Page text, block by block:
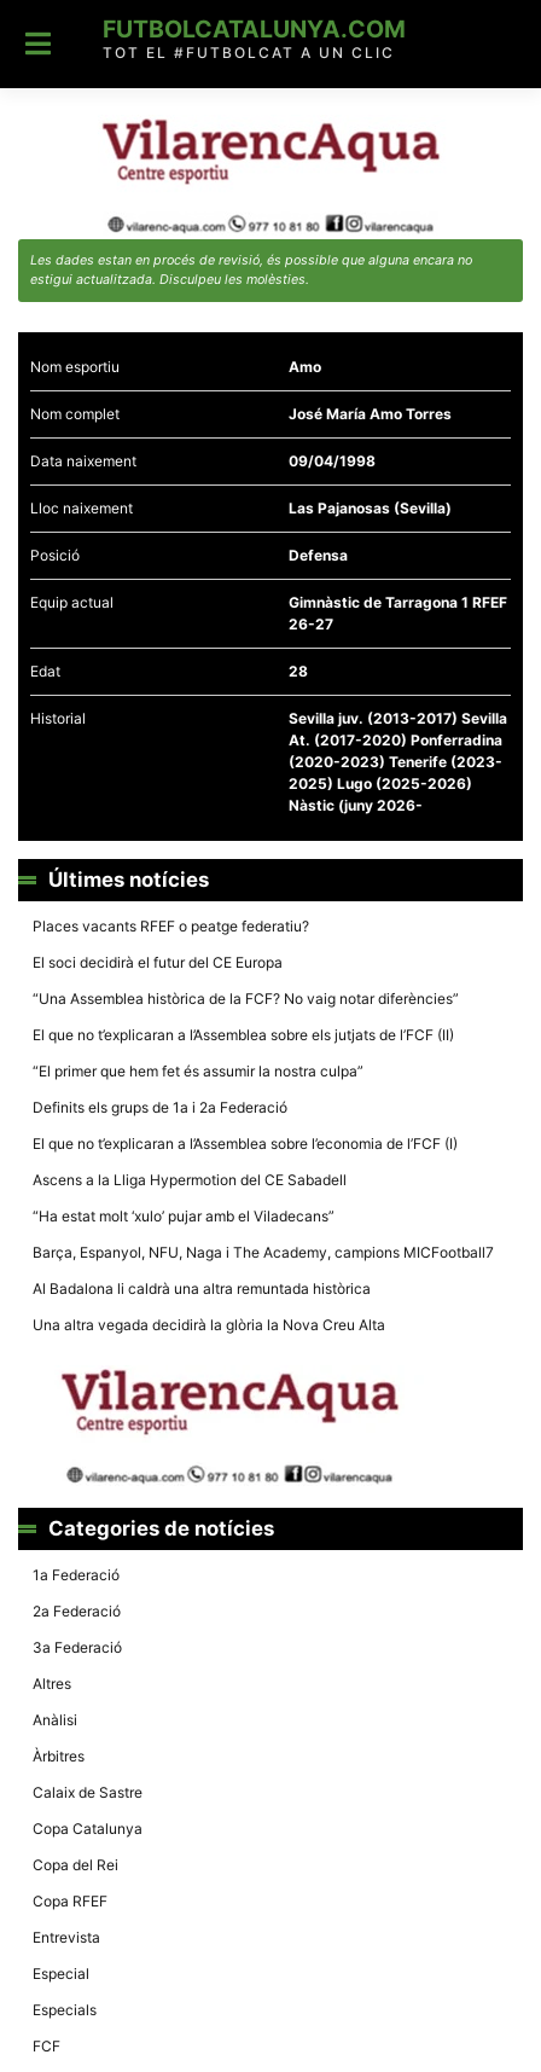
content
FUTBOLCATALUNYA.COM
TOT EL #FUTBOLCAT A UN CLIC
Les dades estan en procés de revisió, és possible que alguna encara no
estigui actualitzada. Disculpeu les molèsties.
Nom esportiu Amo
Nom complet José María Amo Torres
Data naixement 09/04/1998
Lloc naixement Las Pajanosas (Sevilla)
Posició Defensa
Equip actual
Gimnàstic de Tarragona 1 RFEF
26-27
Edat 28
Historial
Sevilla juv. (2013-2017) Sevilla
At. (2017-2020) Ponferradina
(2020-2023) Tenerife (2023-
2025) Lugo (2025-2026)
Nàstic (juny 2026-
Últimes notícies
Places vacants RFEF o peatge federatiu?
El soci decidirà el futur del CE Europa
“Una Assemblea històrica de la FCF? No vaig notar diferències”
El que no t’explicaran a l’Assemblea sobre els jutjats de l’FCF (II)
“El primer que hem fet és assumir la nostra culpa”
Definits els grups de 1a i 2a Federació
El que no t’explicaran a l’Assemblea sobre l’economia de l’FCF (I)
Ascens a la Lliga Hypermotion del CE Sabadell
“Ha estat molt ‘xulo’ pujar amb el Viladecans”
Barça, Espanyol, NFU, Naga i The Academy, campions MICFootball7
Al Badalona li caldrà una altra remuntada històrica
Una altra vegada decidirà la glòria la Nova Creu Alta
Categories de notícies
1a Federació
2a Federació
3a Federació
Altres
Anàlisi
Àrbitres
Calaix de Sastre
Copa Catalunya
Copa del Rei
Copa RFEF
Entrevista
Especial
Especials
FCF
cookies no
són
opcionals,
són
necessàries
per al
estadístiques
anònima d'ús
per a millorar
d'usuari
components
nostre lloc web
dades en el seu
lloc funcioni tan
bé com sigui
possible. Si
cookies
funcionalitats
del lloc web.